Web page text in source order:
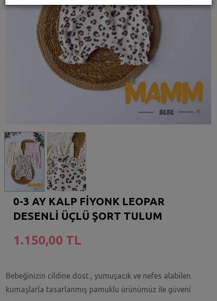
0-3 AY KALP FİYONK LEOPAR
DESENLİ ÜÇLÜ ŞORT TULUM
1.150,00 TL
Bebeğinizin cildine dost , yumuşacık ve nefes alabilen
kumaşlarla tasarlanmış pamuklu ürünümüz ile güveni